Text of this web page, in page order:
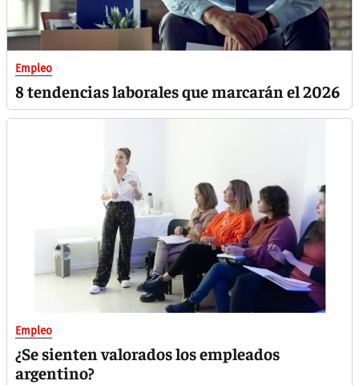
Empleo
8 tendencias laborales que marcarán el 2026
Empleo
¿Se sienten valorados los empleados
argentino?